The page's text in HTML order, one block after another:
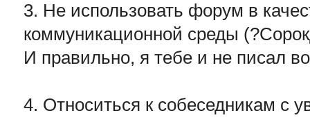
3. Не использовать форум в
коммуникационной среды
И правильно, я тебе и не писал
4. Относиться к собеседникам с